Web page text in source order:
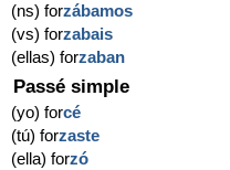
(ns) forzábamos
(vs) forzabais
(ellas) forzaban
Passé simple
(yo) forcé
(tú) forzaste
(ella) forzó